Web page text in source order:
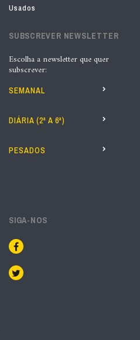
Usados
SUBSCREVER NEWSLETTER
Escolha a newsletter que quer
subscrever:
SEMANAL
DIÁRIA (2ª A 6ª)
PESADOS
SIGA-NOS